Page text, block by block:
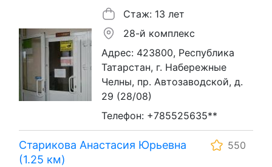
Стаж: 13 лет
28-й комплекс
Адрес: 423800, Республика
Татарстан, г. Набережные
Челны, пр. Автозаводской, д.
29 (28/08)
Телефон: +785525635**
Старикова Анастасия Юрьевна
(1.25 км)
550